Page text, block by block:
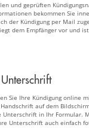
und geprüften
bekommen Sie
der Kündigung per Mail
dem Empfänger vor und
Sie Ihre Kündigung online
auf dem
Unterschrift in Ihr Formular.
Unterschrift auch einfach